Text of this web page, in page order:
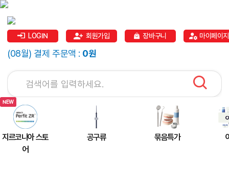
LOGIN 회원가입 장바구니 마이페이지
(08월) 결제 주문액 : 0원
지르코니아 스토
어
공구류 묶음특가